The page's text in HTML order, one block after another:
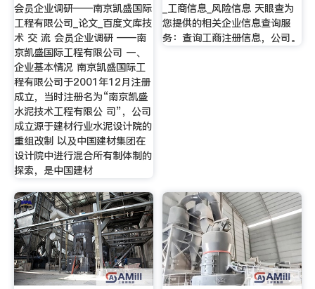
会员企业调研——南京凯盛国际
工程有限公司_论文_百度文库技
术 交 流 会员企业调研 ——南
京凯盛国际工程有限公司 一、
企业基本情况 南京凯盛国际工
程有限公司于2001年12月注册
成立，当时注册名为“南京凯盛
水泥技术工程有限公 司”，公司
成立源于建材行业水泥设计院的
重组改制 以及中国建材集团在
设计院中进行混合所有制体制的
探索，是中国建材
_工商信息_风险信息 天眼查为
您提供的相关企业信息查询服
务：查询工商注册信息，公司。